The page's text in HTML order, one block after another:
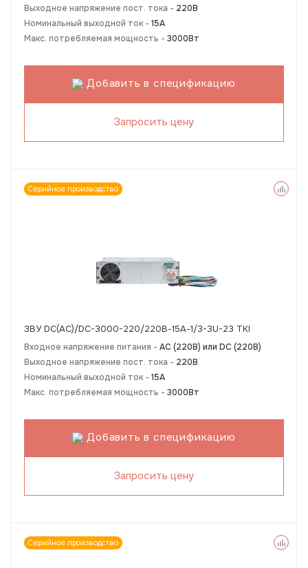
Выходное напряжение пост. тока - 220В
Номинальный выходной ток - 15А
Макс. потребляемая мощность - 3000Вт
Добавить в спецификацию
Запросить цену
Серийное производство
ЗВУ DC(AC)/DC-3000-220/220В-15А-1/3-3U-23 TKI
Входное напряжение питания - АС (220В) или DC (220В)
Выходное напряжение пост. тока - 220В
Номинальный выходной ток - 15А
Макс. потребляемая мощность - 3000Вт
Добавить в спецификацию
Запросить цену
Серийное производство